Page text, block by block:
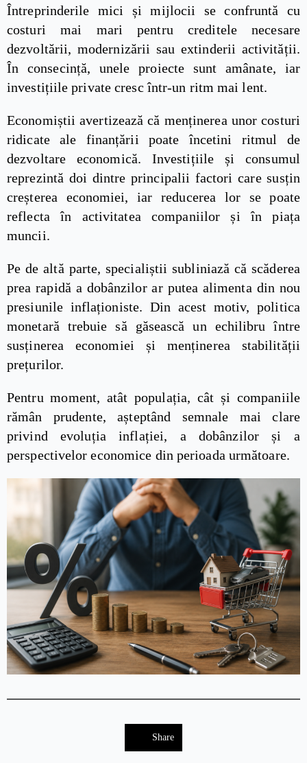
Întreprinderile mici și mijlocii se confruntă cu
costuri mai mari pentru creditele necesare
dezvoltării, modernizării sau extinderii activității.
În consecință, unele proiecte sunt amânate, iar
investițiile private cresc într-un ritm mai lent.
Economiștii avertizează că menținerea unor costuri
ridicate ale finanțării poate încetini ritmul de
dezvoltare economică. Investițiile și consumul
reprezintă doi dintre principalii factori care susțin
creșterea economiei, iar reducerea lor se poate
reflecta în activitatea companiilor și în piața
muncii.
Pe de altă parte, specialiștii subliniază că scăderea
prea rapidă a dobânzilor ar putea alimenta din nou
presiunile inflaționiste. Din acest motiv, politica
monetară trebuie să găsească un echilibru între
susținerea economiei și menținerea stabilității
prețurilor.
Pentru moment, atât populația, cât și companiile
rămân prudente, așteptând semnale mai clare
privind evoluția inflației, a dobânzilor și a
perspectivelor economice din perioada următoare.
Share